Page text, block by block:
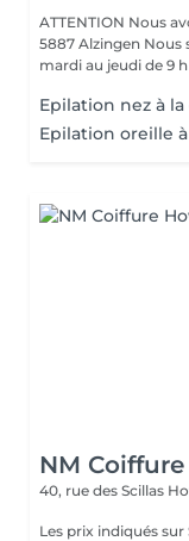
ATTENTION Nous avons déménagé ! 435, Route de Thionville L-
5887 Alzingen Nous sommes ravis de pouvoir vous accueillir du
mardi au jeudi de 9 h
Epilation nez à la
Epilation oreille
NM
40, rue des Scillas
Les prix indiqués